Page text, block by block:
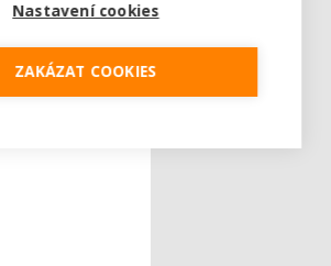
Nastavení cookies
ZAKÁZAT COOKIES